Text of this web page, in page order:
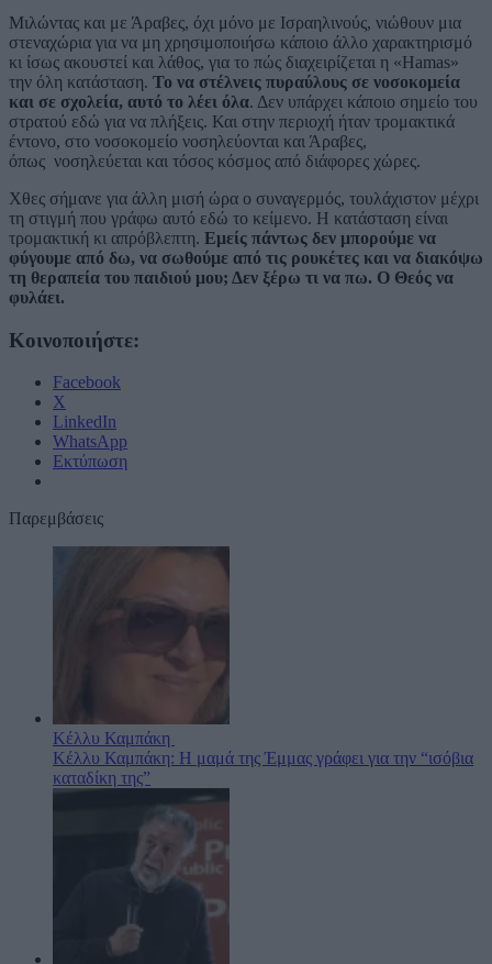
Μιλώντας και με Άραβες, όχι μόνο με Ισραηλινούς, νιώθουν μια
στεναχώρια για να μη χρησιμοποιήσω κάποιο άλλο χαρακτηρισμό
κι ίσως ακουστεί και λάθος, για το πώς διαχειρίζεται η «Hamas»
την όλη κατάσταση. Το να στέλνεις πυραύλους σε νοσοκομεία
και σε σχολεία, αυτό το λέει όλα. Δεν υπάρχει κάποιο σημείο του
στρατού εδώ για να πλήξεις. Και στην περιοχή ήταν τρομακτικά
έντονο, στο νοσοκομείο νοσηλεύονται και Άραβες,
όπως νοσηλεύεται και τόσος κόσμος από διάφορες χώρες.
Χθες σήμανε για άλλη μισή ώρα ο συναγερμός, τουλάχιστον μέχρι
τη στιγμή που γράφω αυτό εδώ το κείμενο. Η κατάσταση είναι
τρομακτική κι απρόβλεπτη. Εμείς πάντως δεν μπορούμε να
φύγουμε από δω, να σωθούμε από τις ρουκέτες και να διακόψω
τη θεραπεία του παιδιού μου; Δεν ξέρω τι να πω. Ο Θεός να
φυλάει.
Κοινοποιήστε:
Facebook
X
LinkedIn
WhatsApp
Εκτύπωση
Παρεμβάσεις
Κέλλυ Καμπάκη
Κέλλυ Καμπάκη: Η μαμά της Έμμας γράφει για την “ισόβια
καταδίκη της”